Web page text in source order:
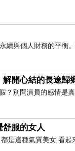
連續親送中秋
面，改託警衛
價平均漲了約
續與個人財務的平衡
開心結的長途歸
？別問演員的感情是
舒服的女人
是這種氣質美女 看